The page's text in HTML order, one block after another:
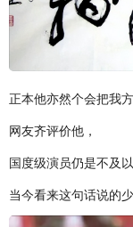
正本他亦然个会把我
网友齐评价他，
国度级演员仍是不及
当今看来这句话说的少